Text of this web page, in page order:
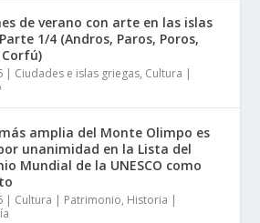
de verano con arte en las islas
1/4 (Andros, Paros, Poros,
| Ciudades e islas griegas, Cultura |
amplia del Monte Olimpo es
unanimidad en la Lista del
Mundial de la UNESCO como
| Cultura | Patrimonio, Historia |